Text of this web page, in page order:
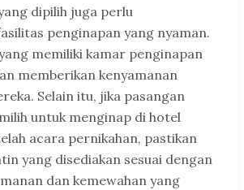
dipilih juga perlu
penginapan yang nyaman.
memiliki kamar penginapan
memberikan kenyamanan
Selain itu, jika pasangan
untuk menginap di hotel
acara pernikahan, pastikan
yang disediakan sesuai dengan
dan kemewahan yang